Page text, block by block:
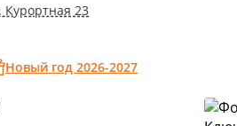
Курортная 23
Новый год 2026-2027